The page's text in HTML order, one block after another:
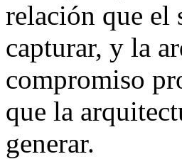
relación que el
capturar, y la
compromiso
que la
generar.